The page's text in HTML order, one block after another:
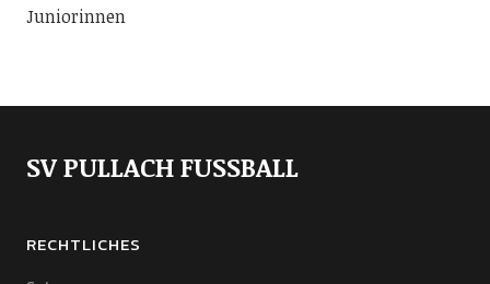
Juniorinnen
SV PULLACH FUSSBALL
RECHTLICHES